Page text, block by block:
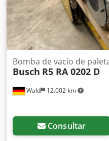
Wald 12.002 km
Bomba de vacío de
Busch R5 RA 0202 D
Consultar